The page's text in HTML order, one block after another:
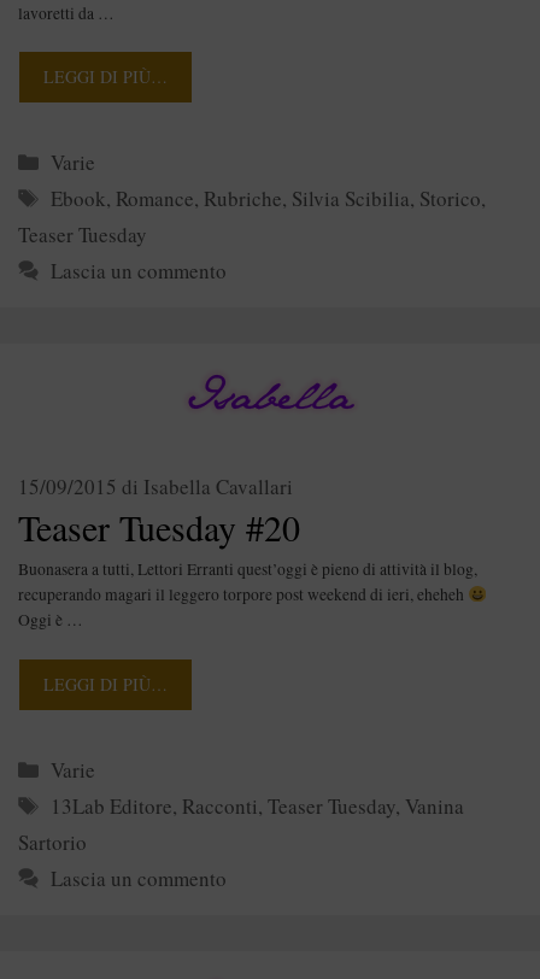
lavoretti da …
LEGGI DI PIÙ…
Categorie
Varie
Tag
Ebook, Romance, Rubriche, Silvia Scibilia, Storico,
Teaser Tuesday
Lascia un commento
Teaser Tuesday #20
15/09/2015 di Isabella Cavallari
Buonasera a tutti, Lettori Erranti quest’oggi è pieno di attività il blog,
recuperando magari il leggero torpore post weekend di ieri, eheheh
Oggi è …
LEGGI DI PIÙ…
Categorie
Varie
Tag
13Lab Editore, Racconti,Teaser Tuesday, Vanina
Sartorio
Lascia un commento